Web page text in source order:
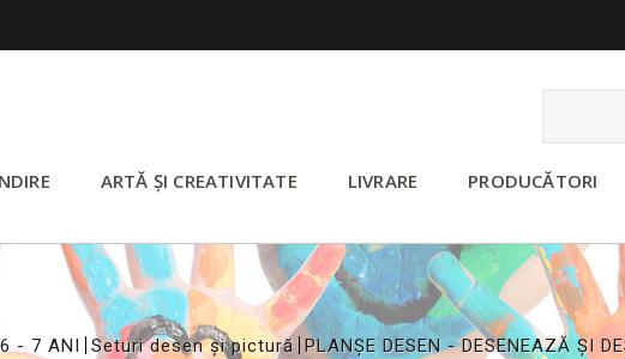
ARTĂ ȘI CREATIVITATE LIVRARE PRODUCĂTORI
6 - 7 ANI
>
Seturi desen și pictură
>
PLANȘE DESEN - DESENEAZĂ ȘI